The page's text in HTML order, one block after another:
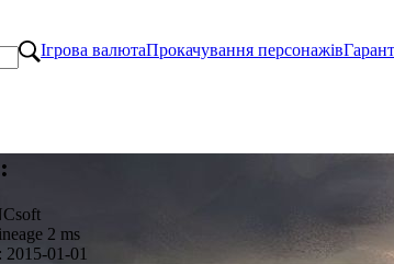
Ігрова валютаПрокачування персонажів
2 ms
2015-01-01